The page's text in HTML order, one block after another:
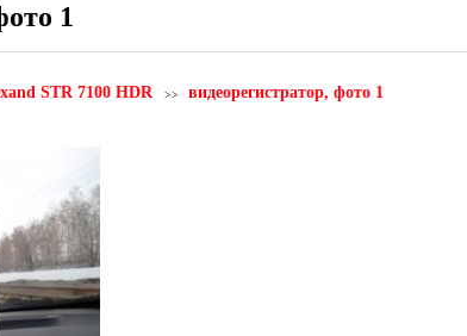
1
STR 7100 HDR видеорегистратор, фото 1